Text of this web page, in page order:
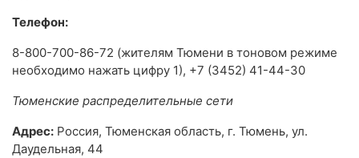
Телефон:
8-800-700-86-72 (жителям Тюмени в тоновом режиме
необходимо нажать цифру 1), +7 (3452) 41-44-30
Тюменские распределительные сети
Адрес: Россия, Тюменская область, г. Тюмень, ул.
Даудельная, 44